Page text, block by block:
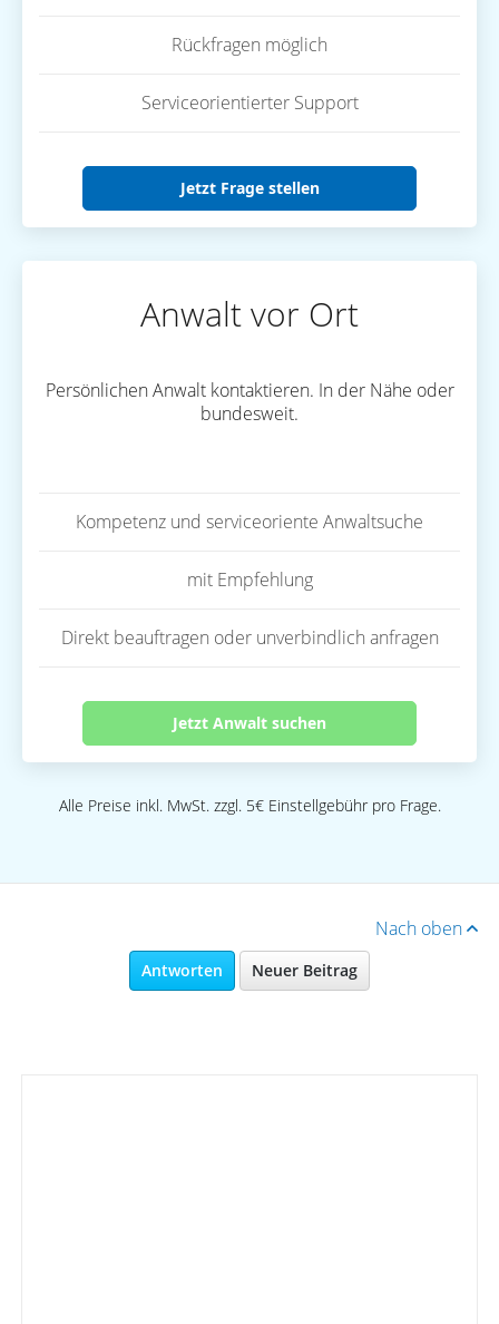
Rückfragen möglich
Serviceorientierter Support
Jetzt Frage stellen
Anwalt vor Ort
Persönlichen Anwalt kontaktieren. In der Nähe oder
bundesweit.
Kompetenz und serviceoriente Anwaltsuche
mit Empfehlung
Direkt beauftragen oder unverbindlich anfragen
Jetzt Anwalt suchen
Alle Preise inkl. MwSt. zzgl. 5€ Einstellgebühr pro Frage.
Nach oben
Antworten Neuer Beitrag